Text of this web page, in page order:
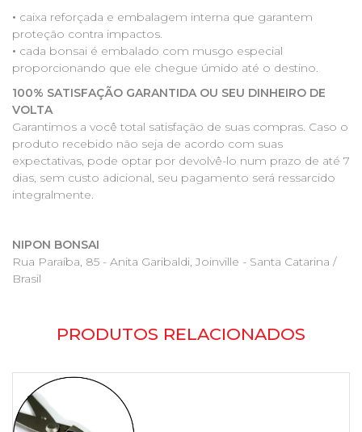
• caixa reforçada e embalagem interna que garantem
proteção contra impactos.
• cada bonsai é embalado com musgo especial
proporcionando que ele chegue úmido até o destino.
100% SATISFAÇÃO GARANTIDA OU SEU DINHEIRO DE
VOLTA
Garantimos a você total satisfação de suas compras. Caso o
produto recebido não seja de acordo com suas
expectativas, pode optar por devolvê-lo num prazo de até 7
dias, sem custo adicional, seu pagamento será ressarcido
integralmente.
NIPON BONSAI
Rua Paraíba, 85 - Anita Garibaldi, Joinville - Santa Catarina /
Brasil
PRODUTOS RELACIONADOS